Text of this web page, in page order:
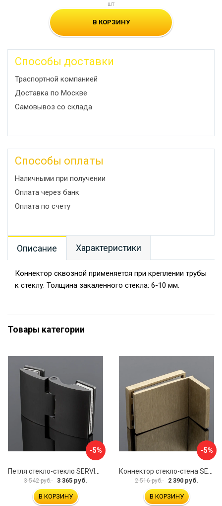
шт
В КОРЗИНУ
Способы доставки
Траспортной компанией
Доставка по Москве
Самовывоз со склада
Способы оплаты
Наличными при получении
Оплата через банк
Оплата по счету
Описание Характеристики
Коннектор сквозной применяется при креплении трубы
к стеклу. Толщина закаленного стекла: 6-10 мм.
Товары категории
-5%
3 542 руб. 3 365 руб.
В КОРЗИНУ
-5%
2 516 руб. 2 390 руб.
В КОРЗИНУ